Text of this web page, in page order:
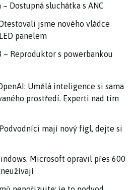
Dostupná sluchátka s ANC
jsme nového vládce
panelem
– Reproduktor s powerbankou
Umělá inteligence si sama
prostředí. Experti nad tím
mají nový fígl, dejte si
Microsoft opravil přes 600